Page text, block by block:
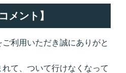
メント】
利用いただき誠にありがと
て、ついて行けなくなって